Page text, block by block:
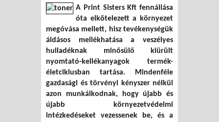
A Print Sisters Kft fennállása
óta elkötelezett a környezet
megóvása mellett, hisz tevékenységük
áldásos mellékhatása a veszélyes
hulladéknak minősülő kiürült
nyomtató-kellékanyagok termék-
életciklusban tartása. Mindenféle
gazdasági és törvényi kényszer nélkül
azon munkálkodnak, hogy újabb és
újabb környezetvédelmi
intézkedéseket vezessenek be, és a